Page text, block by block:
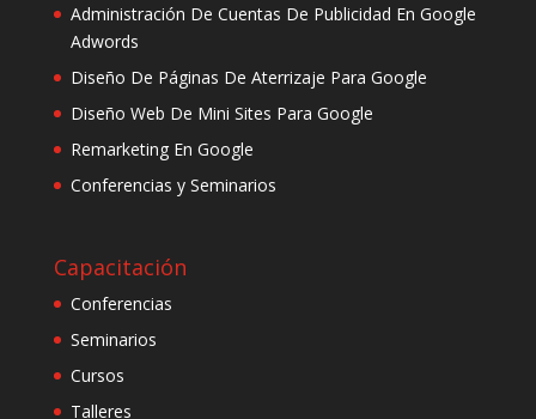
Administración De Cuentas De Publicidad En Google
Adwords
Diseño De Páginas De Aterrizaje Para Google
Diseño Web De Mini Sites Para Google
Remarketing En Google
Conferencias y Seminarios
Capacitación
Conferencias
Seminarios
Cursos
Talleres